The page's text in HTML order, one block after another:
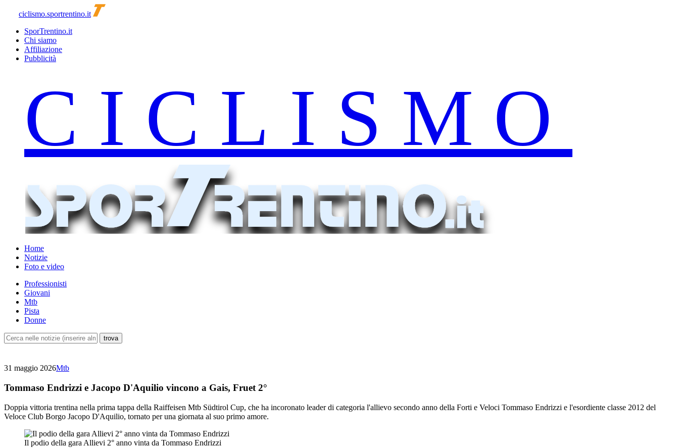
ciclismo.sportrentino.it
SporTrentino.it
Chi siamo
Affiliazione
Pubblicità
Home
Notizie
Foto e video
Professionisti
Giovani
Mtb
Pista
Donne
31 maggio 2026Mtb
Tommaso Endrizzi e Jacopo D'Aquilio vincono a Gais, Fruet 2°
Doppia vittoria trentina nella prima tappa della Raiffeisen Mtb Südtirol Cup, che ha incoronato leader di categoria l'allievo secondo anno della Forti e Veloci Tommaso Endrizzi e l'esordiente classe 2012 del
Veloce Club Borgo Jacopo D'Aquilio, tornato per una giornata al suo primo amore.
Il podio della gara Allievi 2° anno vinta da Tommaso Endrizzi